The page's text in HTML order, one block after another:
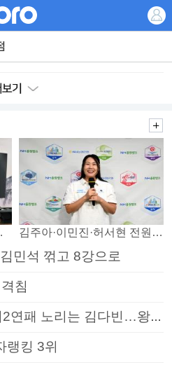
티겠다" 김주아·이민진·허서현 전원 승리… 평택, 부안 꺾고 5연승
민석 꺾고 8강으로
침
22전 전승 임상규·대회2연패 노리는 김다빈…왕중왕전 16강 7일부터
랭킹 3위